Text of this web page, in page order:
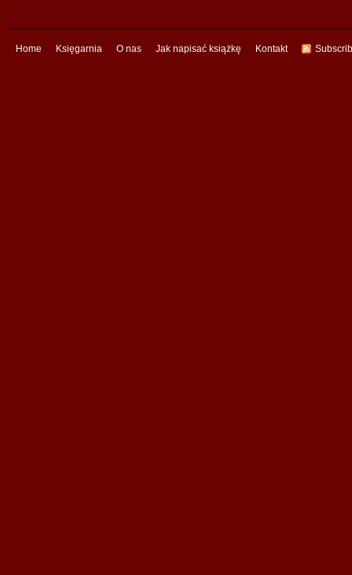
Home Księgarnia O nas Jak napisać książkę Kontakt